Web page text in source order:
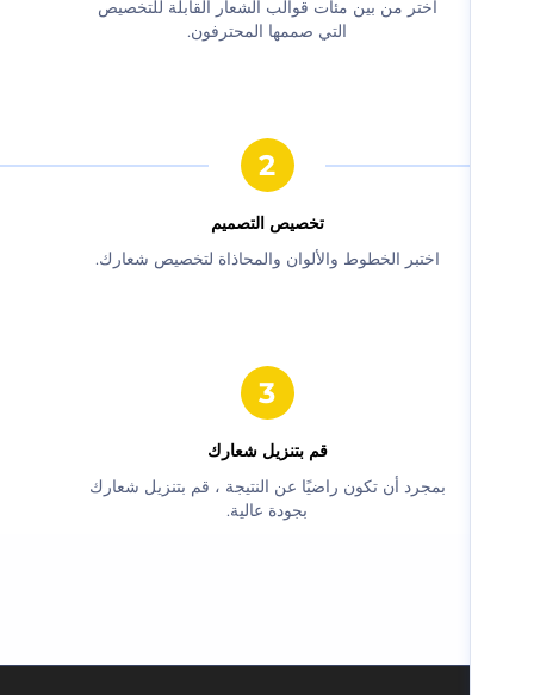
‫اختر من بين مئات قوالب الشعار القابلة للتخصيص
التي صممها المحترفون.‬
‫تخصيص التصميم‬
‫اختبر الخطوط والألوان والمحاذاة لتخصيص شعارك.‬
‫قم بتنزيل شعارك‬
‫بمجرد أن تكون راضيًا عن النتيجة ، قم بتنزيل شعارك
بجودة عالية.‬